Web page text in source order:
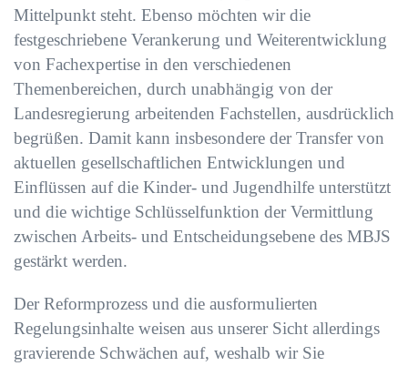
Mittelpunkt steht. Ebenso möchten wir die
festgeschriebene Verankerung und Weiterentwicklung
von Fachexpertise in den verschiedenen
Themenbereichen, durch unabhängig von der
Landesregierung arbeitenden Fachstellen, ausdrücklich
begrüßen. Damit kann insbesondere der Transfer von
aktuellen gesellschaftlichen Entwicklungen und
Einflüssen auf die Kinder- und Jugendhilfe unterstützt
und die wichtige Schlüsselfunktion der Vermittlung
zwischen Arbeits- und Entscheidungsebene des MBJS
gestärkt werden.
Der Reformprozess und die ausformulierten
Regelungsinhalte weisen aus unserer Sicht allerdings
gravierende Schwächen auf, weshalb wir Sie